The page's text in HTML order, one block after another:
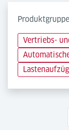
Vertriebs-